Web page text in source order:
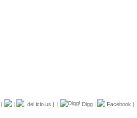
| | del.icio.us | | Digg | Facebook |